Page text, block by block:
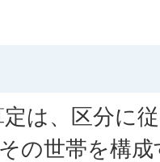
は、区分に
の世帯を構